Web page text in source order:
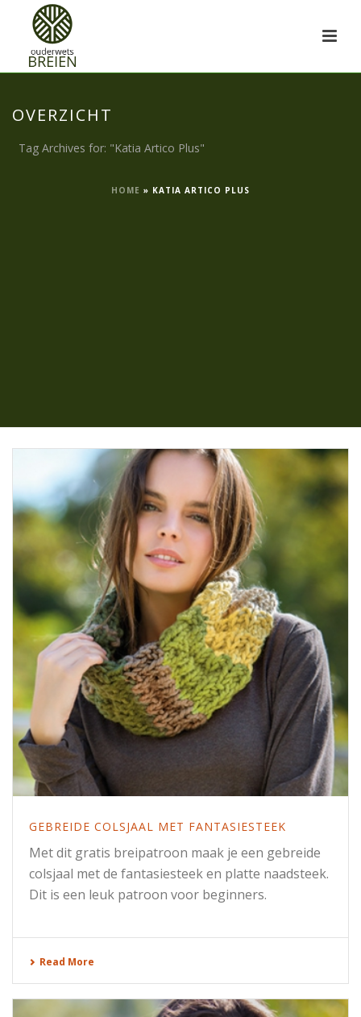
OVERZICHT
Tag Archives for: "Katia Artico Plus"
HOME » KATIA ARTICO PLUS
GEBREIDE COLSJAAL MET FANTASIESTEEK
Met dit gratis breipatroon maak je een gebreide
colsjaal met de fantasiesteek en platte naadsteek.
Dit is een leuk patroon voor beginners.
Read More